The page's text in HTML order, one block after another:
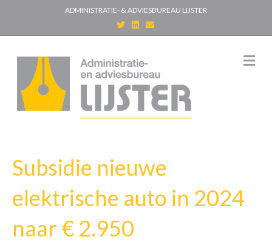
ADMINISTRATIE- & ADVIESBUREAU LIJSTER
T
w
i
e
r
n
d
i
n
E
m
a
M
e
Subsidie nieuwe
elektrische auto in 2024
naar € 2.950